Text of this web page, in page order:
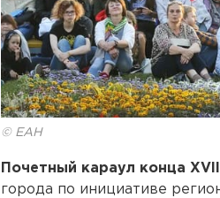
© ЕАН
Почетный караул конца
города по инициативе